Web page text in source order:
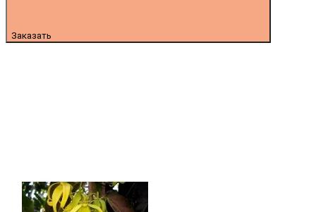
Заказать